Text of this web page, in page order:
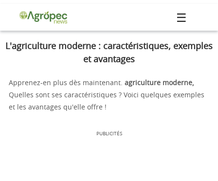
☰
L'agriculture moderne : caractéristiques, exemples
et avantages
Apprenez-en plus dès maintenant. agriculture moderne,
Quelles sont ses caractéristiques ? Voici quelques exemples
et les avantages qu'elle offre !
PUBLICITÉS